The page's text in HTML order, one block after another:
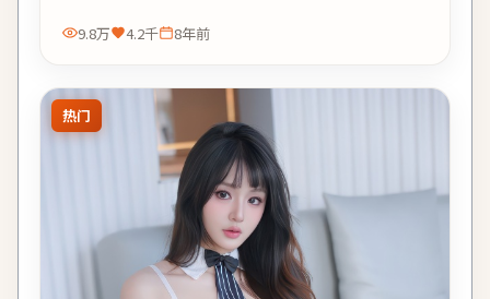
9.8万 4.2千 8年前
热门